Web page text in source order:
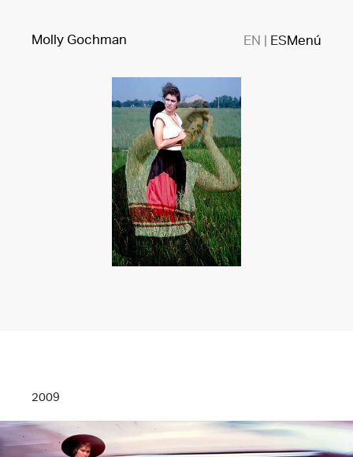
Molly Gochman EN ESMenú
2009
Layered